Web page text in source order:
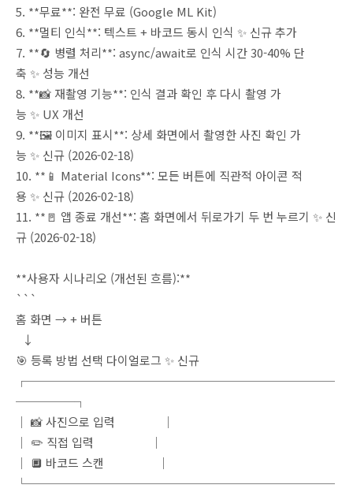
5. **무료**: 완전 무료 (Google ML Kit)
6. **멀티 인식**: 텍스트 + 바코드 동시 인식 ✨ 신규 추가
7. **🔄 병렬 처리**: async/await로 인식 시간 30-40% 단
축 ✨ 성능 개선
8. **📸 재촬영 기능**: 인식 결과 확인 후 다시 촬영 가
능 ✨ UX 개선
9. **🖼️ 이미지 표시**: 상세 화면에서 촬영한 사진 확인 가
능 ✨ 신규 (2026-02-18)
10. **📱 Material Icons**: 모든 버튼에 직관적 아이콘 적
용 ✨ 신규 (2026-02-18)
11. **🚪 앱 종료 개선**: 홈 화면에서 뒤로가기 두 번 누르기 ✨ 신
규 (2026-02-18)
**사용자 시나리오 (개선된 흐름):**
```
홈 화면 → + 버튼
↓
🎯 등록 방법 선택 다이얼로그 ✨ 신규
┌──────────────────────────
─────┐
│ 📸 사진으로 입력 │
│ ✏️ 직접 입력 │
│ 🔲 바코드 스캔 │
└──────────────────────────